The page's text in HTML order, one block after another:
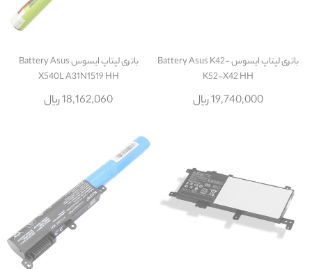
باتری لپتاپ ایسوس Battery Asus K42-
K52-X42 HH
19,740,000 ریال
باتری لپتاپ ایسوس Battery Asus
X540L A31N1519 HH
18,162,060 ریال